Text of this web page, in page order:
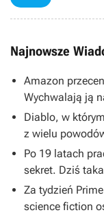
Najnowsze
Amazon
Wychwalają ją
Diablo, w
z wielu
Po 19 latach
sekret. Dziś
Za tydzień
science fiction